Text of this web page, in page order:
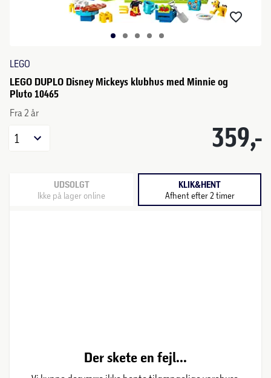
LEGO
LEGO DUPLO Disney Mickeys klubhus med Minnie og
Pluto 10465
Fra 2 år
359,-
1
UDSOLGT
Ikke på lager online
KLIK&HENT
Afhent efter 2 timer
Der skete en fejl...